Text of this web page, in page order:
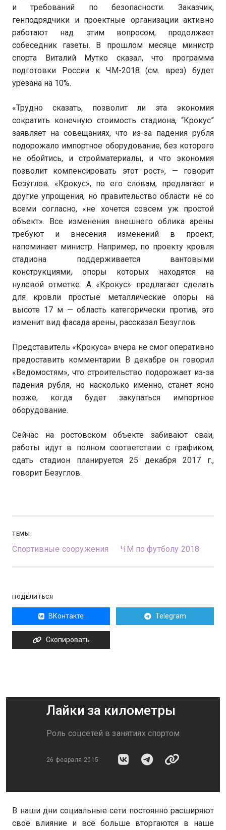
и требований по безопасности. Заказчик,
генподрядчики и проектные организации активно
работают над этим вопросом, продолжает
собеседник газеты. В прошлом месяце министр
спорта Виталий Мутко сказал, что программа
подготовки России к ЧМ-2018 (см. врез) будет
урезана на 10%.
«Трудно сказать, позволит ли эта экономия
сократить конечную стоимость стадиона, “Крокус”
заявляет на совещаниях, что из-за падения рубля
подорожало импортное оборудование, без которого
не обойтись, и стройматериалы, и что экономия
позволит компенсировать этот рост», — говорит
Безуглов. «Крокус», по его словам, предлагает и
другие упрощения, но правительство области не со
всеми согласно, «не хочется совсем уж простой
объект». Все изменения внешнего облика арены
требуют и внесения изменений в проект,
напоминает министр. Например, по проекту кровля
стадиона поддерживается вантовыми
конструкциями, опоры которых находятся на
нулевой отметке. А «Крокус» предлагает сделать
для кровли простые металлические опоры на
высоте 17 м — область категорически против, это
изменит вид фасада арены, рассказал Безуглов.
Представитель «Крокуса» вчера не смог оперативно
предоставить комментарии. В декабре он говорил
«Ведомостям», что строительство подорожает из-за
падения рубля, но насколько именно, станет ясно
позже, когда будет закупаться импортное
оборудование.
Сейчас на ростовском объекте забивают сваи,
работы идут в полном соответствии с графиком,
сдать стадион планируется 25 декабря 2017 г.,
говорит Безуглов.
ТЕМЫ
Спортивные сооружения ЧМ по футболу 2018
ПОДЕЛИТЬСЯ
ВКонтакте Telegram
Скопировать
Лайки за километры
Роль соцсетей в занятиях спортом
26 февраля 2015
В наши дни социальные сети постоянно расширяют
своё влияние и всё больше вторгаются в наше